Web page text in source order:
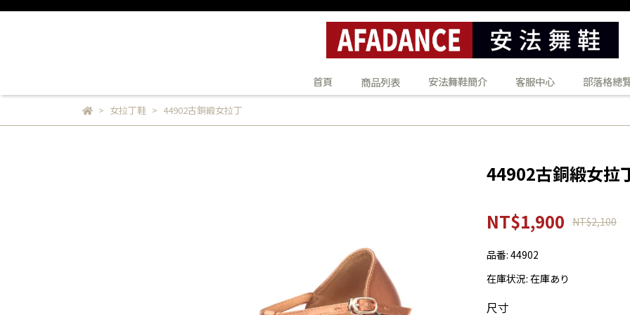
首頁 商品列表 安法舞鞋簡介 客服中心 部落格總
女拉丁鞋 44902古銅緞女拉丁
44902古銅緞女拉
NT$1,900 NT$2,100
品番: 44902
在庫状況: 在庫あり
尺寸